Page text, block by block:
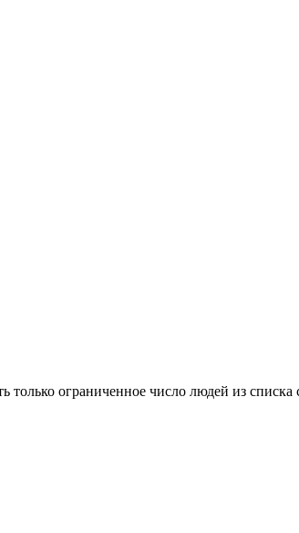
ограниченное число людей из